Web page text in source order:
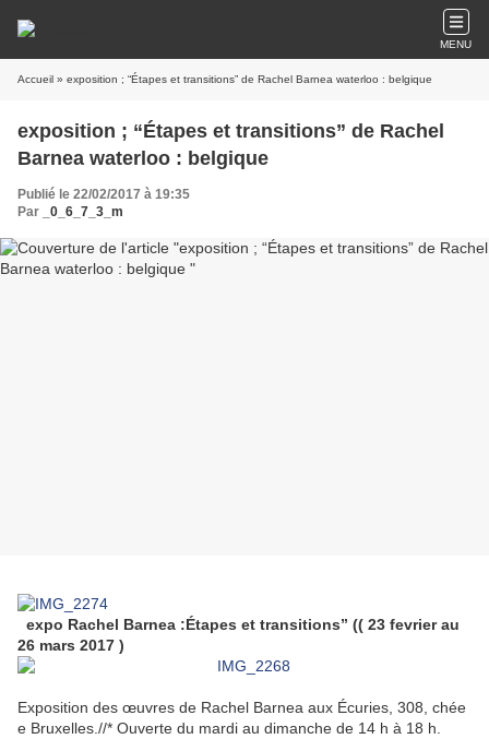
MENU
Accueil » exposition ; “Étapes et transitions” de Rachel Barnea waterloo : belgique
exposition ; “Étapes et transitions” de Rachel
Barnea waterloo : belgique
Publié le 22/02/2017 à 19:35
Par
_0_6_7_3_m
expo Rachel Barnea :Étapes et transitions” (( 23 fevrier au
26 mars 2017 )
Exposition des œuvres de Rachel Barnea aux Écuries, 308, chée
e Bruxelles.//* Ouverte du mardi au dimanche de 14 h à 18 h.